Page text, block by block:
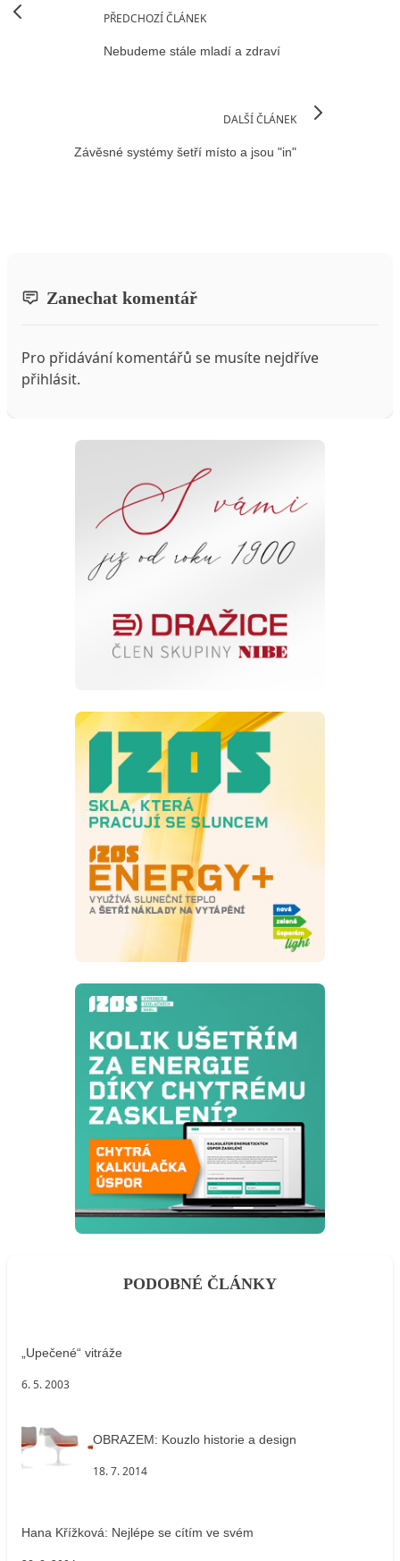
PŘEDCHOZÍ ČLÁNEK
Nebudeme stále mladí a zdraví
DALŠÍ ČLÁNEK
Závěsné systémy šetří místo a jsou "in"
Zanechat komentář
Pro přidávání komentářů se musíte nejdříve
přihlásit.
PODOBNÉ ČLÁNKY
„Upečené“ vitráže
6. 5. 2003
OBRAZEM: Kouzlo historie a design
18. 7. 2014
Hana Křížková: Nejlépe se cítím ve svém